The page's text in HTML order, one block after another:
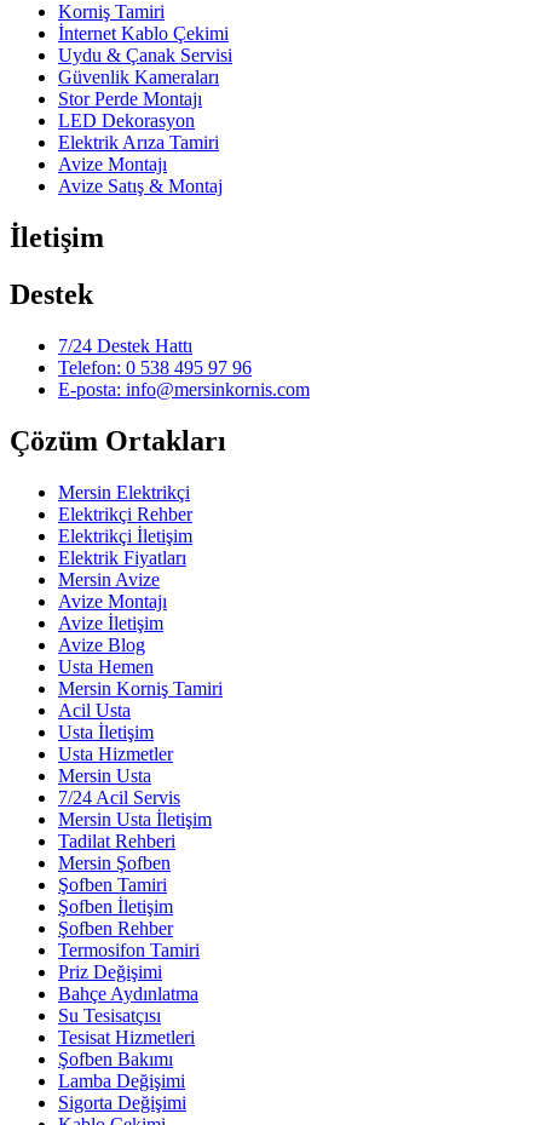
Korniş Tamiri
İnternet Kablo Çekimi
Uydu & Çanak Servisi
Güvenlik Kameraları
Stor Perde Montajı
LED Dekorasyon
Elektrik Arıza Tamiri
Avize Montajı
Avize Satış & Montaj
İletişim
Destek
7/24 Destek Hattı
Telefon: 0 538 495 97 96
E-posta: info@mersinkornis.com
Çözüm Ortakları
Mersin Elektrikçi
Elektrikçi Rehber
Elektrikçi İletişim
Elektrik Fiyatları
Mersin Avize
Avize Montajı
Avize İletişim
Avize Blog
Usta Hemen
Mersin Korniş Tamiri
Acil Usta
Usta İletişim
Usta Hizmetler
Mersin Usta
7/24 Acil Servis
Mersin Usta İletişim
Tadilat Rehberi
Mersin Şofben
Şofben Tamiri
Şofben İletişim
Şofben Rehber
Termosifon Tamiri
Priz Değişimi
Bahçe Aydınlatma
Su Tesisatçısı
Tesisat Hizmetleri
Şofben Bakımı
Lamba Değişimi
Sigorta Değişimi